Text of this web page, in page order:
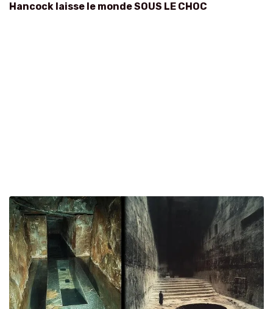
Hancock laisse le monde SOUS LE CHOC